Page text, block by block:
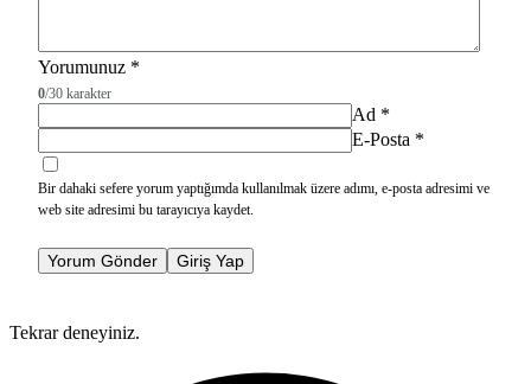
Yorumunuz *
0/30 karakter
Ad *
E-Posta *
Bir dahaki sefere yorum yaptığımda kullanılmak üzere adımı, e-posta adresimi ve
web site adresimi bu tarayıcıya kaydet.
Yorum Gönder Giriş Yap
Tekrar deneyiniz.